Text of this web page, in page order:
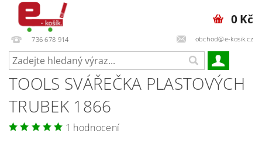
736 678 914 obchod@e-kosik.cz
0 Kč
TOOLS SVÁŘEČKA PLASTOVÝCH
TRUBEK 1866
1 hodnocení